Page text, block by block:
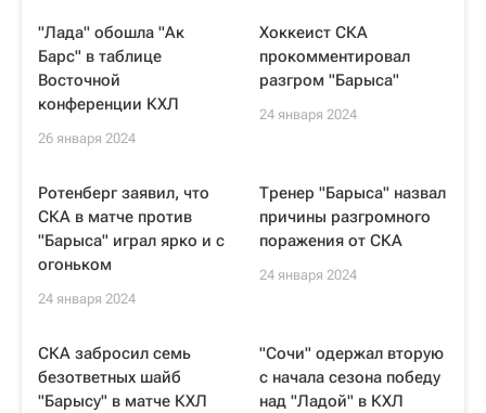
"Лада" обошла "Ак
Барс" в таблице
Восточной
конференции КХЛ
26 января 2024
Хоккеист СКА
прокомментировал
разгром "Барыса"
24 января 2024
Ротенберг заявил, что
СКА в матче против
"Барыса" играл ярко и с
огоньком
24 января 2024
Тренер "Барыса" назвал
причины разгромного
поражения от СКА
24 января 2024
СКА забросил семь
безответных шайб
"Барысу" в матче КХЛ
"Сочи" одержал вторую
с начала сезона победу
над "Ладой" в КХЛ